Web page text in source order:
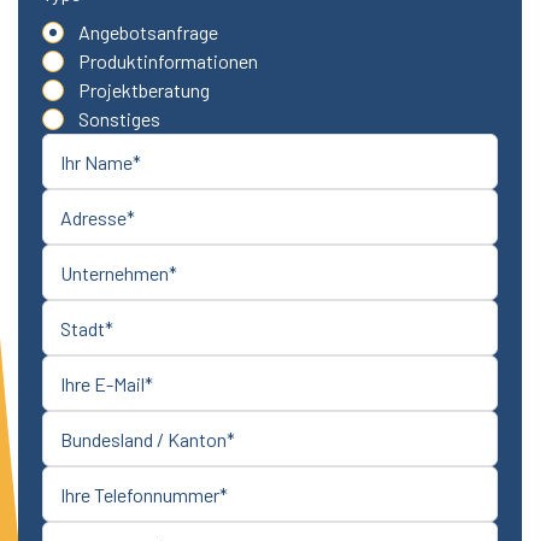
Angebotsanfrage
Produktinformationen
Projektberatung
Sonstiges